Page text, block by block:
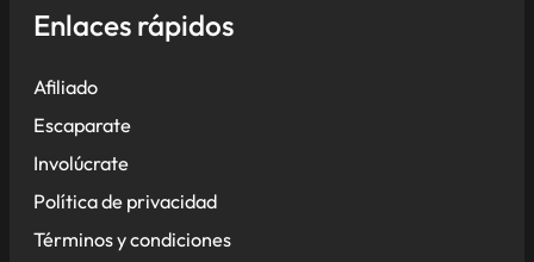
Enlaces rápidos
Afiliado
Escaparate
Involúcrate
Política de privacidad
Términos y condiciones